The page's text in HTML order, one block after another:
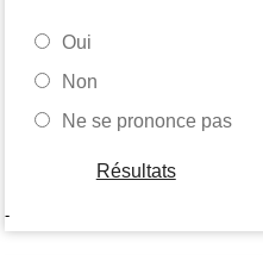
Oui
Non
Ne se prononce pas
Résultats
-